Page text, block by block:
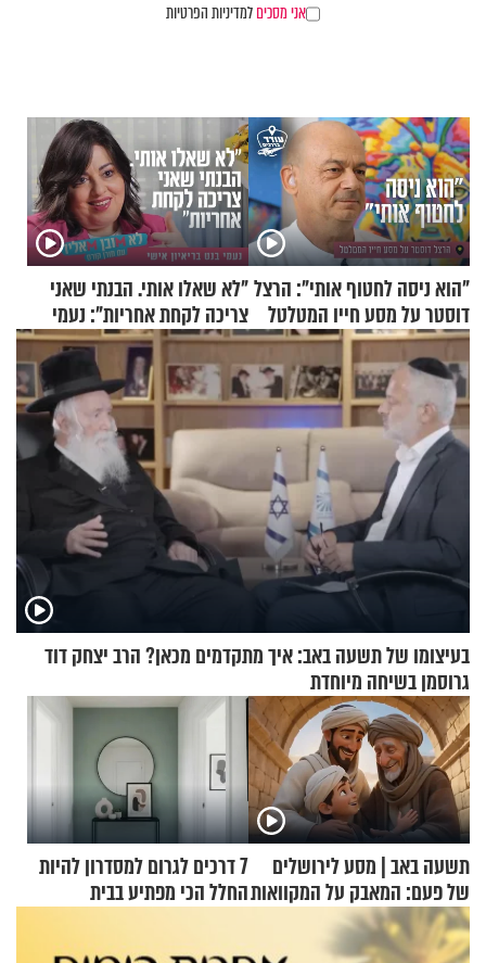
אני מסכיםלמדיניות הפרטיות
"הוא ניסה לחטוף אותי": הרצל
דוסטר על מסע חייו המטלטל
"לא שאלו אותי. הבנתי שאני
צריכה לקחת אחריות": נעמי
בנט בריאיון אישי
בעיצומו של תשעה באב: איך מתקדמים מכאן? הרב יצחק דוד
גרוסמן בשיחה מיוחדת
תשעה באב | מסע לירושלים
של פעם: המאבק על המקוואות
7 דרכים לגרום למסדרון להיות
החלל הכי מפתיע בבית